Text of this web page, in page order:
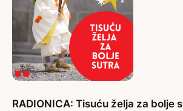
RADIONICA: Tisuću želja za bolje